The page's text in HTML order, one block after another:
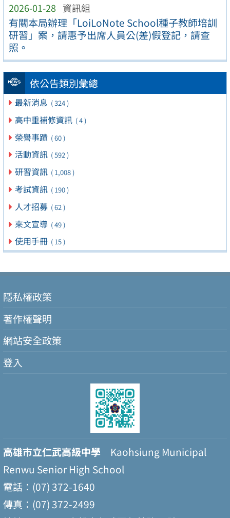
2026-01-28 資訊組
有關本局辦理「LoiLoNote School種子教師培訓
研習」案，請惠予出席人員公(差)假登記，請查
照。
依公告類別彙總
最新消息 ( 324 )
高中重補修資訊 ( 4 )
榮譽事蹟 ( 60 )
活動資訊 ( 592 )
研習資訊 ( 1,008 )
考試資訊 ( 190 )
人才招募 ( 62 )
來文宣導 ( 49 )
使用手冊 ( 15 )
隱私權政策
著作權聲明
網站安全政策
登入
高雄市立仁武高級中學 Kaohsiung Municipal
Renwu Senior High School
電話：(07) 372-1640
傳真：(07) 372-2499